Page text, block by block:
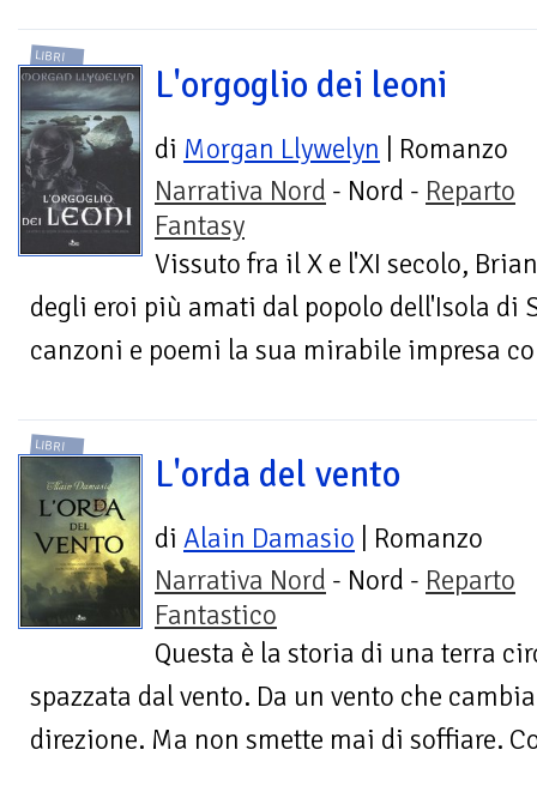
LIBRI
L'orgoglio dei leoni
di Morgan Llywelyn | Romanzo
Narrativa Nord - Nord - Reparto
Fantasy
Vissuto fra il X e l'XI secolo,
degli eroi più amati dal popolo dell'Isola di
canzoni e poemi la sua mirabile impresa
LIBRI
L'orda del vento
di Alain Damasio | Romanzo
Narrativa Nord - Nord - Reparto
Fantastico
Questa è la storia di una terra
spazzata dal vento. Da un vento che
direzione. Ma non smette mai di soffiare.